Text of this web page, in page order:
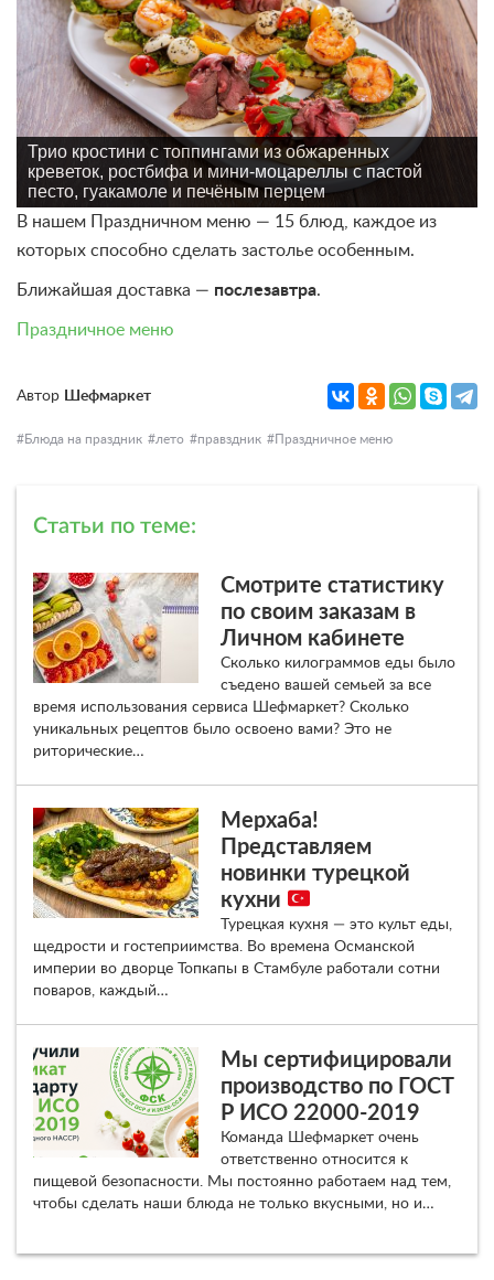
Трио кростини с топпингами из обжаренных
креветок, ростбифа и мини-моцареллы с пастой
песто, гуакамоле и печёным перцем
В нашем Праздничном меню — 15 блюд, каждое из
которых способно сделать застолье особенным.
Ближайшая доставка — послезавтра.
Праздничное меню
Автор Шефмаркет
Блюда на праздник лето правздник Праздничное меню
Статьи по теме:
Смотрите статистику
по своим заказам в
Личном кабинете
Сколько килограммов еды было
съедено вашей семьей за все
время использования сервиса Шефмаркет? Сколько
уникальных рецептов было освоено вами? Это не
риторические…
Мерхаба!
Представляем
новинки турецкой
кухни
Турецкая кухня — это культ еды,
щедрости и гостеприимства. Во времена Османской
империи во дворце Топкапы в Стамбуле работали сотни
поваров, каждый…
Мы сертифицировали
производство по ГОСТ
Р ИСО 22000-2019
Команда Шефмаркет очень
ответственно относится к
пищевой безопасности. Мы постоянно работаем над тем,
чтобы сделать наши блюда не только вкусными, но и…